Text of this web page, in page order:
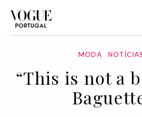
MODA NOTÍCIAS
“This is not a